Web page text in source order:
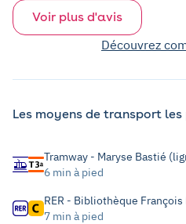
Voir plus d'avis
Découvrez
Les moyens de transport les
Tramway - Maryse Bastié
6 min à pied
RER - Bibliothèque
7 min à pied